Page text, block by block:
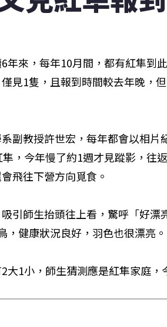
年來，每年10月間，都有紅隼到
見1隻，且報到時間較去年晚，
副教授許世宏，每年都會以相片
，今年慢了約1週才見蹤影，往
飛往下營方向覓食。
引師生抬頭往上看，驚呼「好漂
，健康狀況良好，羽色也很漂亮。
大1小，師生猜測應是紅隼家庭，